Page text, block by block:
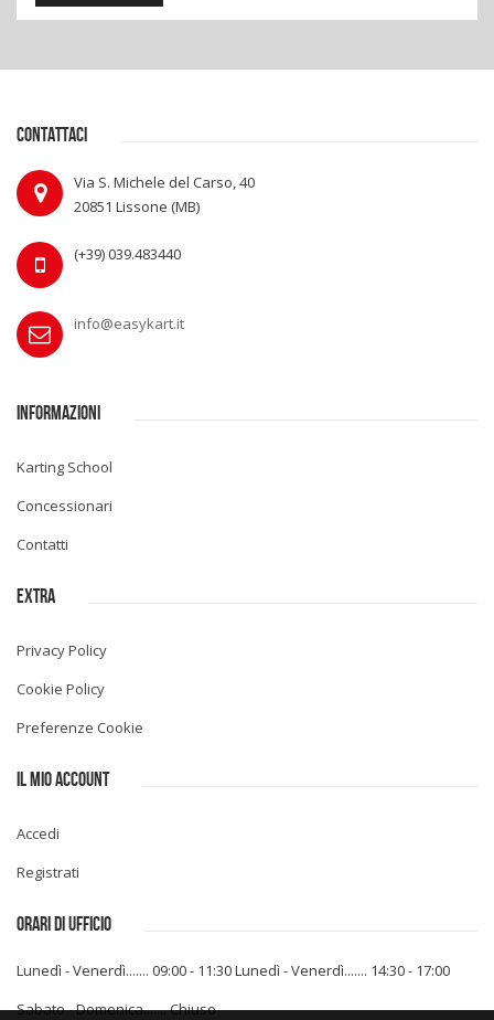
CONTATTACI
Via S. Michele del Carso, 40
20851 Lissone (MB)
(+39) 039.483440
info@easykart.it
INFORMAZIONI
Karting School
Concessionari
Contatti
EXTRA
Privacy Policy
Cookie Policy
Preferenze Cookie
IL MIO ACCOUNT
Accedi
Registrati
ORARI DI UFFICIO
Lunedì - Venerdì....... 09:00 - 11:30Lunedì - Venerdì....... 14:30 - 17:00
Sabato - Domenica....... Chiuso